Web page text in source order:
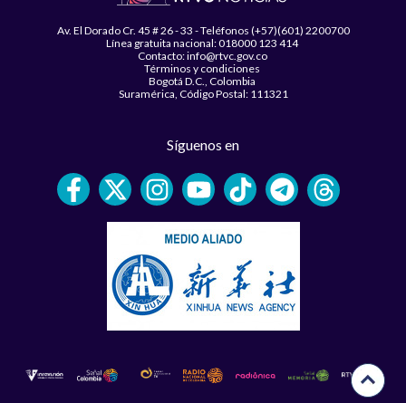
Av. El Dorado Cr. 45 # 26 - 33 - Teléfonos (+57)(601) 2200700
Línea gratuita nacional: 018000 123 414
Contacto: info@rtvc.gov.co
Términos y condiciones
Bogotá D.C., Colombia
Suramérica, Código Postal: 111321
Síguenos en